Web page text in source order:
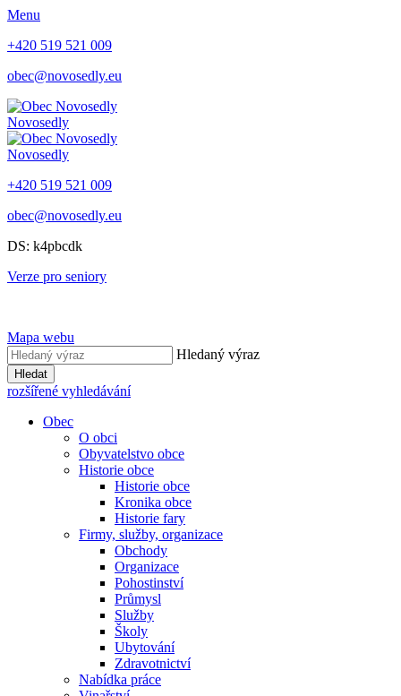
Menu
+420 519 521 009
obec@novosedly.eu
Novosedly
Novosedly
+420 519 521 009
obec@novosedly.eu
DS: k4pbcdk
Verze pro seniory
Mapa webu
Hledaný výraz
Hledat
rozšířené vyhledávání
Obec
O obci
Obyvatelstvo obce
Historie obce
Historie obce
Kronika obce
Historie fary
Firmy, služby, organizace
Obchody
Organizace
Pohostinství
Průmysl
Služby
Školy
Ubytování
Zdravotnictví
Nabídka práce